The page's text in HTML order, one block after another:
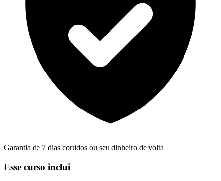
Garantia de 7 dias corridos ou seu dinheiro de volta
Esse curso inclui